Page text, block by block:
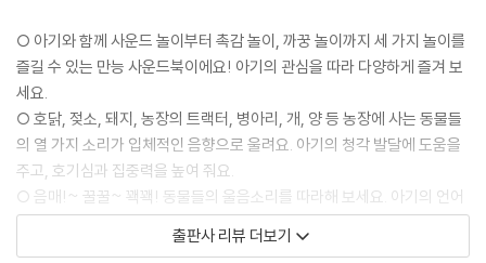
○ 아기와 함께 사운드 놀이부터 촉감 놀이, 까꿍 놀이까지 세 가지 놀이를
즐길 수 있는 만능 사운드북이에요! 아기의 관심을 따라 다양하게 즐겨 보
세요.
○ 호닭, 젖소, 돼지, 농장의 트랙터, 병아리, 개, 양 등 농장에 사는 동물들
의 열 가지 소리가 입체적인 음향으로 울려요. 아기의 청각 발달에 도움을
주고, 호기심과 집중력을 높여 줘요.
○ 음매!~ 꿀꿀~ 꽥꽥! 동물들의 울음소리를 따라해 보세요. 아기의 언어
감각이 쑥쑥 자라나지요.
○ 종이에 구멍을 뚫어 만든 오돌토돌한 질감을 느끼고, 구멍 속에 손가락
출판사 리뷰 더보기